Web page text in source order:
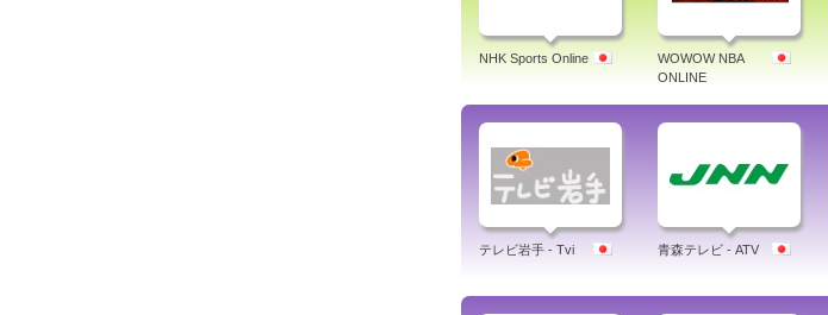
NHK Sports Online
WOWOW NBA
ONLINE
テレビ岩手 - Tvi 青森テレビ - ATV